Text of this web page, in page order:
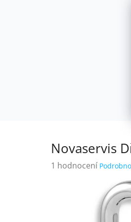
Novaservis
Průměrné
1 hodnocení